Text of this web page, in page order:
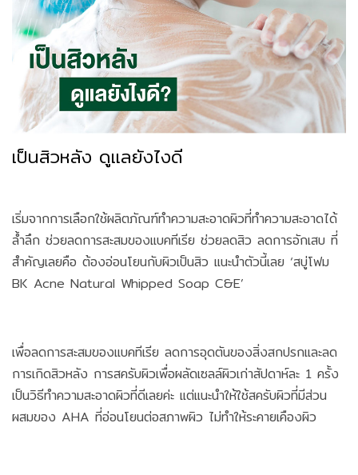
เป็นสิวหลัง ดูแลยังไงดี
เริ่มจากการเลือกใช้ผลิตภัณฑ์ทำความสะอาดผิวที่ทำความสะอาดได้
ล้ำลึก ช่วยลดการสะสมของแบคทีเรีย ช่วยลดสิว ลดการอักเสบ ที่
สำคัญเลยคือ ต้องอ่อนโยนกับผิวเป็นสิว แนะนำตัวนี้เลย ‘สบู่โฟม
BK Acne Natural Whipped Soap C&E’
เพื่อลดการสะสมของแบคทีเรีย ลดการอุดตันของสิ่งสกปรกและลด
การเกิดสิวหลัง การสครับผิวเพื่อผลัดเซลล์ผิวเก่าสัปดาห์ละ 1 ครั้ง
เป็นวิธีทำความสะอาดผิวที่ดีเลยค่ะ แต่แนะนำให้ใช้สครับผิวที่มีส่วน
ผสมของ AHA ที่อ่อนโยนต่อสภาพผิว ไม่ทำให้ระคายเคืองผิว